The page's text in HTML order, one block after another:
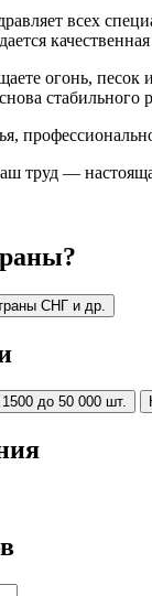
всех
огонь, песок
стабильного
труд —
СНГ и др.
до 50 000 шт.